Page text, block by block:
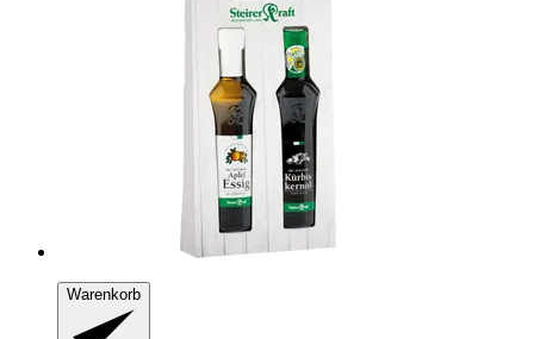
Warenkorb